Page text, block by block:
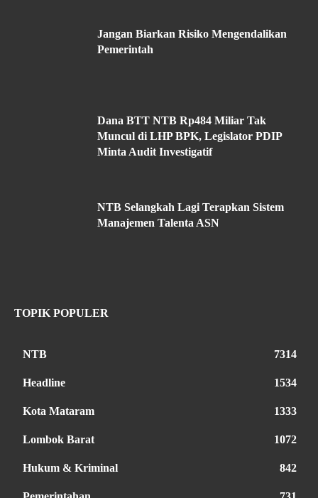
Jangan Biarkan Risiko Mengendalikan
Pemerintah
Dana BTT NTB Rp484 Miliar Tak
Muncul di LHP BPK, Legislator PDIP
Minta Audit Investigatif
NTB Selangkah Lagi Terapkan Sistem
Manajemen Talenta ASN
TOPIK POPULER
NTB 7314
Headline 1534
Kota Mataram 1333
Lombok Barat 1072
Hukum & Kriminal 842